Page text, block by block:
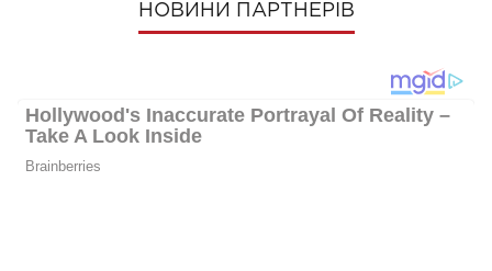
НОВИНИ ПАРТНЕРІВ